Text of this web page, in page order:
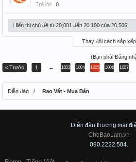
Trả lời:
0
Hiển thị chủ đề từ 20,081 đến 20,100 của 20,506
Thay đổi cách sắp xếp
(Bạn phải Đăng
< Trước
1 ← 1003 1004 1005 1006 1007
Diễn đàn Rao Vặt - Mua Bán
Diên đàn thương mại
ChoBaoLam.vn
090.2222.504.